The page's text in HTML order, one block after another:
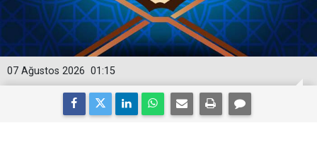
01:15
07 Ağustos 2026